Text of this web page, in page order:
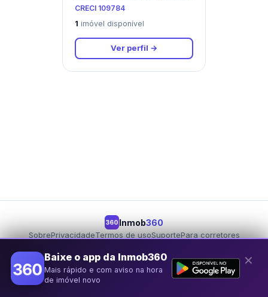
CRECI 109784
1 imóvel disponível
Ver perfil →
360 Inmob360
SobrePrivacidadeTermos de usoSuportePara corretores
Baixe o app da Inmob360
Mais rápido e com aviso na hora
de imóvel novo
✕